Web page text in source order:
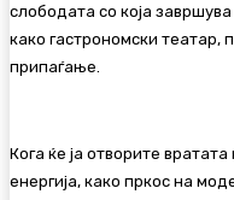
слободата со која
како гастрономски театар,
припаѓање.
Кога ќе ја отворите
енергија, како пркос на